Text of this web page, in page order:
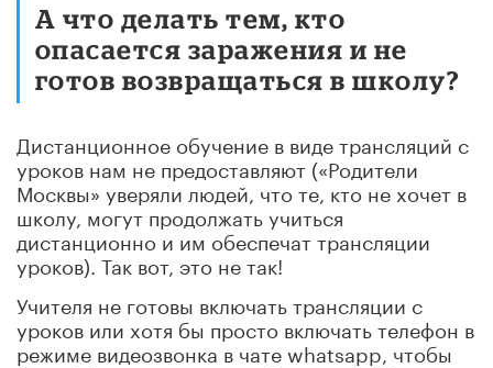
А что делать тем, кто
опасается заражения и не
готов возвращаться в школу?
Дистанционное обучение в виде трансляций с
уроков нам не предоставляют («Родители
Москвы» уверяли людей, что те, кто не хочет в
школу, могут продолжать учиться
дистанционно и им обеспечат трансляции
уроков). Так вот, это не так!
Учителя не готовы включать трансляции с
уроков или хотя бы просто включать телефон в
режиме видеозвонка в чате whatsapp, чтобы